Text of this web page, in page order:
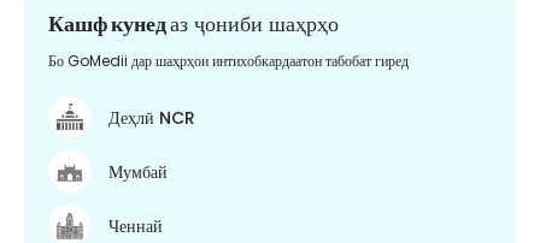
Кашф кунедаз ҷониби шаҳрҳо
Бо GoMedii дар шаҳрҳои интихобкардаатон табобат гиред
Деҳлӣ NCR
Мумбай
Ченнай